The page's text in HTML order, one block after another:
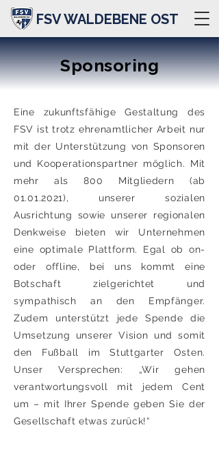
FSV WALDEBENE OST
Sponsoring
Eine zukunftsfähige Gestaltung des
FSV ist trotz ehrenamtlicher Arbeit nur
mit der Unterstützung von Sponsoren
und Kooperationspartner möglich. Mit
mehr als 800 Mitgliedern (ab
01.01.2021), unserer sozialen
Ausrichtung sowie unserer regionalen
Denkweise bieten wir Unternehmen
eine optimale Plattform. Egal ob on-
oder offline, bei uns kommt eine
Botschaft zielgerichtet und
sympathisch an den Empfänger.
Zudem unterstützt jede Spende die
Umsetzung unserer Vision und somit
den Fußball im Stuttgarter Osten.
Unser Versprechen: „Wir gehen
verantwortungsvoll mit jedem Cent
um – mit Ihrer Spende geben Sie der
Gesellschaft etwas zurück!“